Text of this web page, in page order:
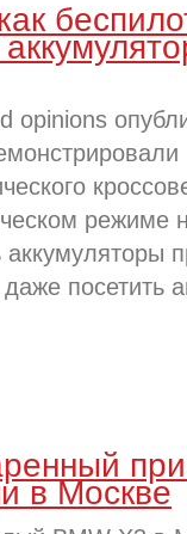
opinions
режиме
аккумуляторы
посетить
в Москве